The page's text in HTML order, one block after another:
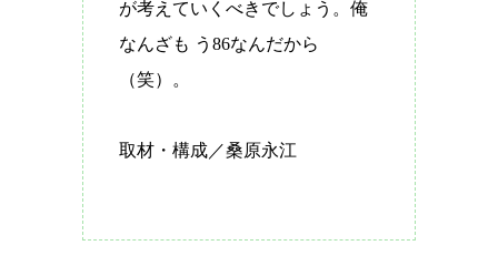
が考えていくべきでしょう。俺
なんざも う 86なんだから
（笑）。
取材・構成／桑原永江